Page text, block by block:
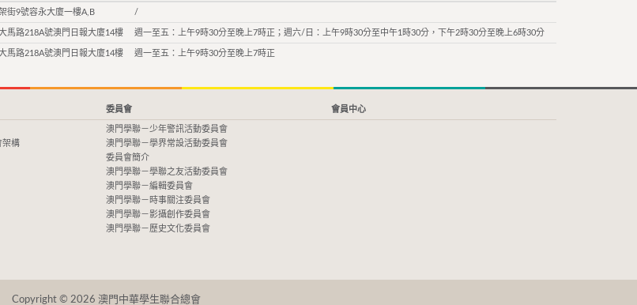
街9號容永大廈一樓A,B /
馬路218A號澳門日報大廈14樓 週一至五：上午9時30分至晚上7時正；週六/日：上午9時30分至中午1時30分，下午2時30分至晚上6時30分
馬路218A號澳門日報大廈14樓 週一至五：上午9時30分至晚上7時正
架構
委員會
澳門學聯－少年警訊活動委員會
澳門學聯－學界常設活動委員會
委員會簡介
澳門學聯－學聯之友活動委員會
澳門學聯－編輯委員會
澳門學聯－時事關注委員會
澳門學聯－影攝創作委員會
澳門學聯－歷史文化委員會
會員中心
Copyright © 2026 澳門中華學生聯合總會